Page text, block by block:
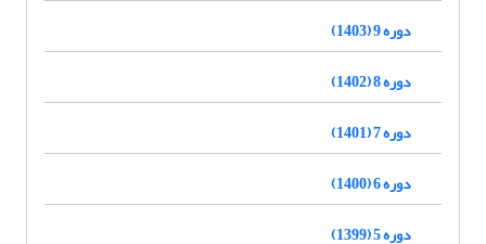
دوره 9 (1403)
دوره 8 (1402)
دوره 7 (1401)
دوره 6 (1400)
دوره 5 (1399)